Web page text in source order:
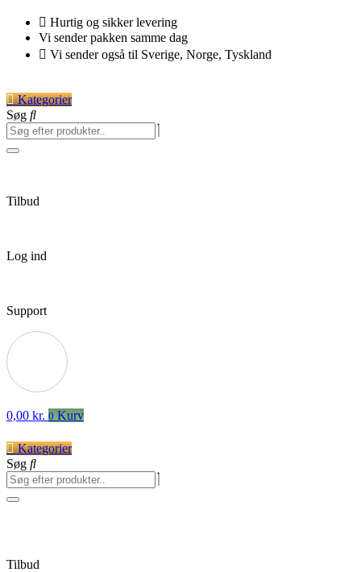
Videre
indhold
Hurtig og sikker levering
Vi sender pakken samme dag
Vi sender også til Sverige, Norge, Tyskland
Kategorier
Søg
Tilbud
Log ind
Support
0,00 kr. 0 Kurv
Kategorier
Søg
Tilbud